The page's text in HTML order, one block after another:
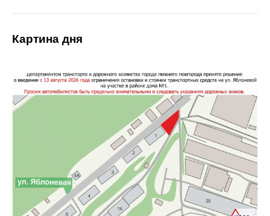
Картина дня